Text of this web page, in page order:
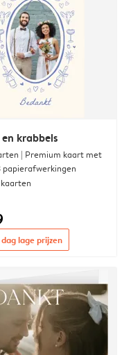
krabbels
| Premium kaart met
papierafwerkingen
dag lage prijzen